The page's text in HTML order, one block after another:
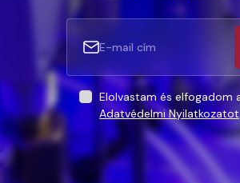
Elolvastam és elfogadom
Adatvédelmi Nyilatkozatot